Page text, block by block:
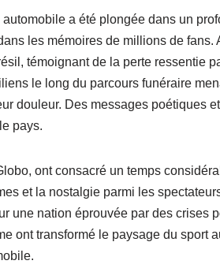
a été plongée dans un
les mémoires de millions de fans.
témoignant de la perte ressentie
le long du parcours funéraire
douleur. Des messages poétiques
pays.
ont consacré un temps
et la nostalgie parmi les
une nation éprouvée par des crises
ont transformé le paysage du sport